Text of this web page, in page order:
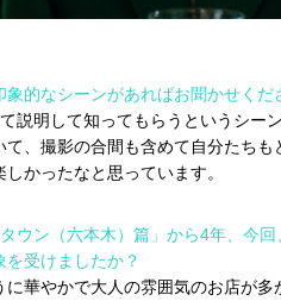
的なシーンがあればお聞かせくだ
説明して知ってもらうというシー
、撮影の合間も含めて自分たち
かったなと思っています。
ウン（六本木）篇」から4年、今
受けましたか？
華やかで大人の雰囲気のお店が